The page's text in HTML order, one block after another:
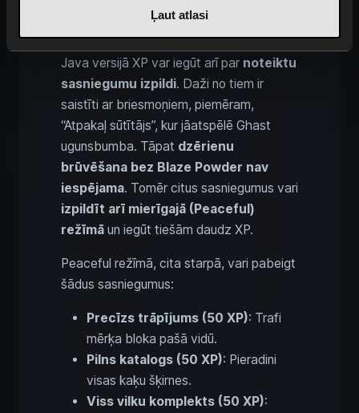
Ļaut atlasi
Java versijā XP var iegūt arī par noteiktu
sasniegumu izpildi. Daži no tiem ir
saistīti ar briesmoņiem, piemēram,
“Atpakaļ sūtītājs”, kur jāatspēlē Ghast
ugunsbumba. Tāpat dzērienu
brūvēšana bez Blaze Powder nav
iespējama. Tomēr citus sasniegumus vari
izpildīt arī mierīgajā (Peaceful)
režīmā un iegūt tiešām daudz XP.
Peaceful režīmā, cita starpā, vari pabeigt
šādus sasniegumus:
Precīzs trāpījums (50 XP): Trafi
mērķa bloka pašā vidū.
Pilns katalogs (50 XP): Pieradini
visas kaķu šķirnes.
Viss vilku komplekts (50 XP):